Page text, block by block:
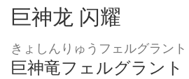
巨神龙 闪耀
きょしんりゅうフェルグラント
巨神竜フェルグラント